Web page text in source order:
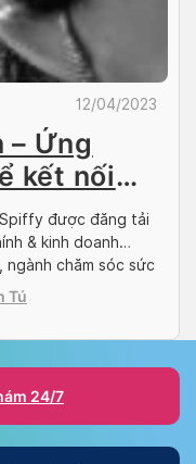
12/04/2023
– Ứng
kết nối
sĩ 24/7
được đăng tải
& kinh doanh
chăm sóc sức
do nhiều vấn đề
thời gian […]
Tú
24/7